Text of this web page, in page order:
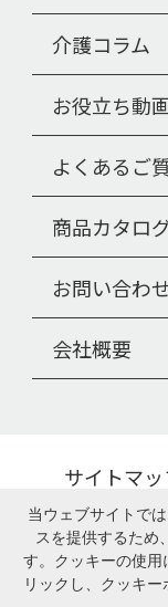
介護コラム
お役立ち動
よくあるご
商品カタロ
お問い合わ
会社概要
サイトマ
Copyright ©
当ウェブサイトで
スを提供するため
す。クッキーの使用
リックし、クッキー